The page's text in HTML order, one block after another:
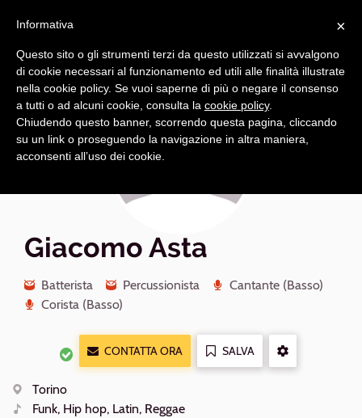
principale
Giacomo Asta
Batterista Percussionista
Cantante (Basso)
Corista (Basso)
CONTATTA ORA
SALVA
ALTRE
Luogo
Torino
Funk, Hip hop, Latin, Reggae
×
Informativa
Questo sito o gli strumenti terzi da questo utilizzati si avvalgono
di cookie necessari al funzionamento ed utili alle finalità illustrate
nella cookie policy. Se vuoi saperne di più o negare il consenso
a tutti o ad alcuni cookie, consulta la cookie policy.
Chiudendo questo banner, scorrendo questa pagina, cliccando
su un link o proseguendo la navigazione in altra maniera,
acconsenti all’uso dei cookie.